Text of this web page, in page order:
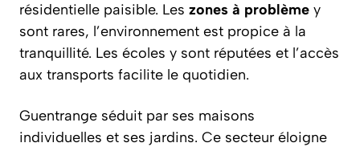
résidentielle paisible. Les zones à problème y
sont rares, l’environnement est propice à la
tranquillité. Les écoles y sont réputées et l’accès
aux transports facilite le quotidien.
Guentrange séduit par ses maisons
individuelles et ses jardins. Ce secteur éloigne